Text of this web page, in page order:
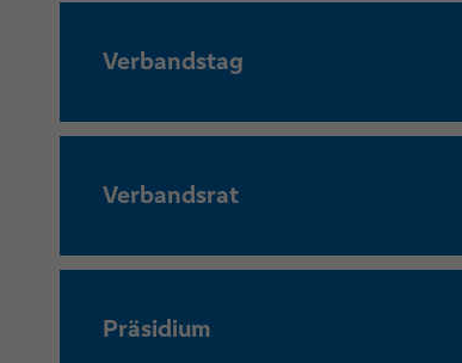
Verbandstag
Verbandsrat
Präsidium